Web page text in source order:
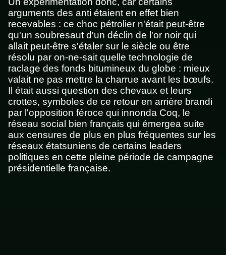
arguments des anti étaient en effet bien
recevables : ce choc pétrolier n'était peut-être
qu'un soubresaut d'un déclin de l'or noir qui
allait peut-être s'étaler sur le siècle ou être
résolu par on-ne-sait quelle technologie de
raclage des fonds bitumineux du globe : mieux
valait ne pas mettre la charrue avant les bœufs.
Il était aussi question des chevaux et leurs
crottes, symboles de ce retour en arrière brandi
par l'opposition féroce qui innonda Coq, le
réseau social bien français qui émergea suite
aux censures de plus en plus fréquentes sur les
réseaux étatsuniens de certains leaders
politiques en cette pleine période de campagne
présidentielle française.